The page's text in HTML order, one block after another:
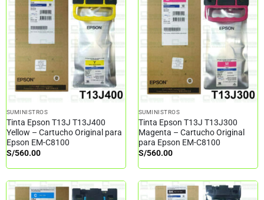
SUMINISTROS
Tinta Epson T13J T13J400
Yellow – Cartucho Original para
Epson EM-C8100
S/560.00
SUMINISTROS
Tinta Epson T13J T13J300
Magenta – Cartucho Original
para Epson EM-C8100
S/560.00